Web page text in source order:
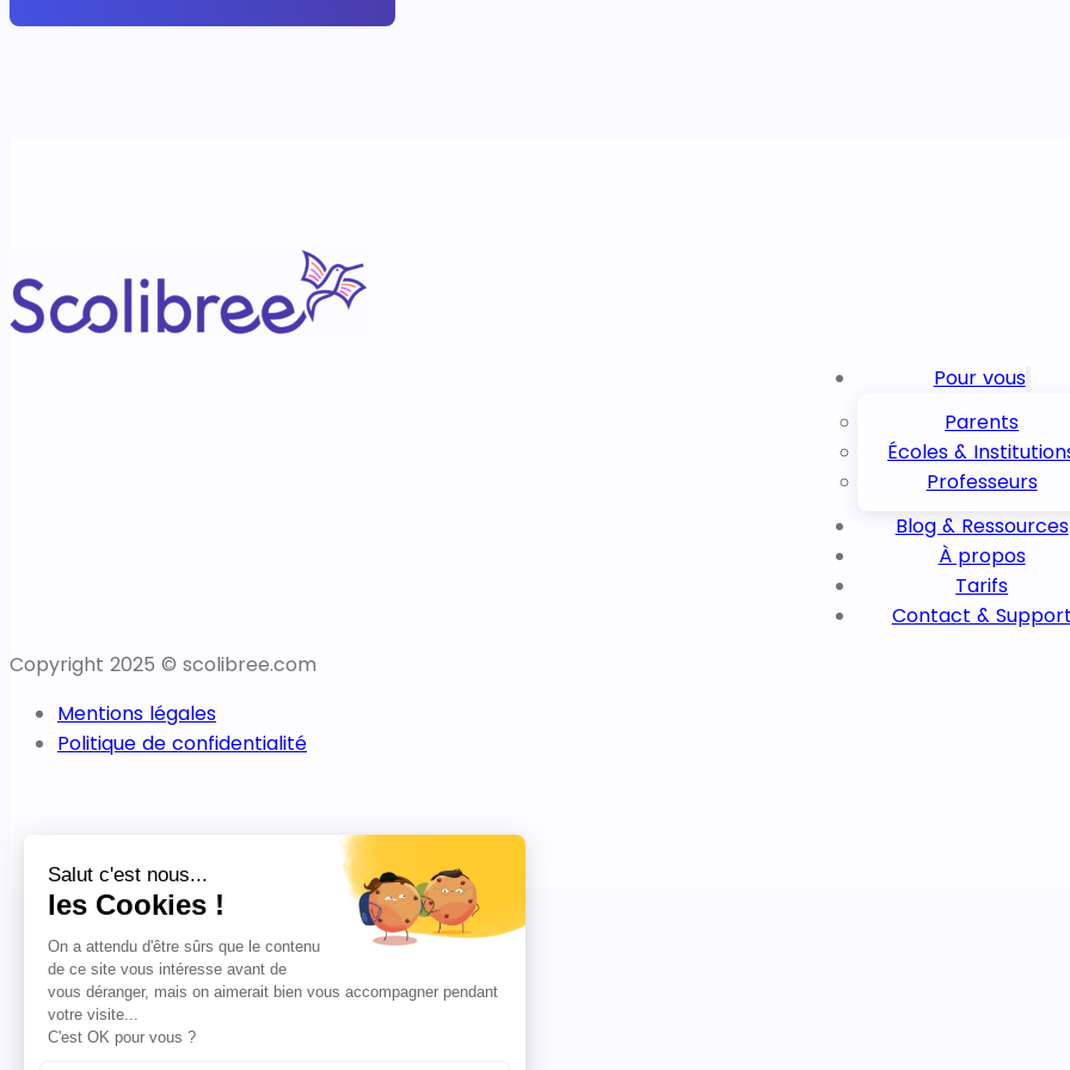
Pour vous
Parents
Écoles &
Professeurs
Blog & Ressources
À propos
Tarifs
Contact &
Copyright 2025 © scolibree.com
Mentions légales
Politique de confidentialité